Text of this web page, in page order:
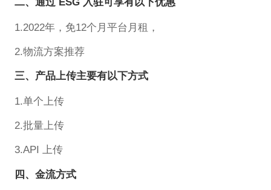
1.2022年，免12个月平台月租，
2.物流方案推荐
三、产品上传主要有以下方式
1.单个上传
2.批量上传
3.API 上传
四、金流方式